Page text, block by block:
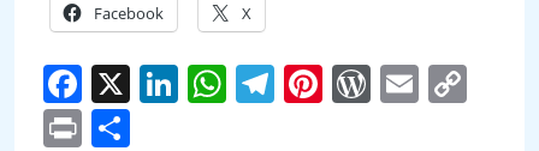
Facebook X
Facebook
X LinkedIn
WhatsApp
Telegram
PinterestEmail
Print